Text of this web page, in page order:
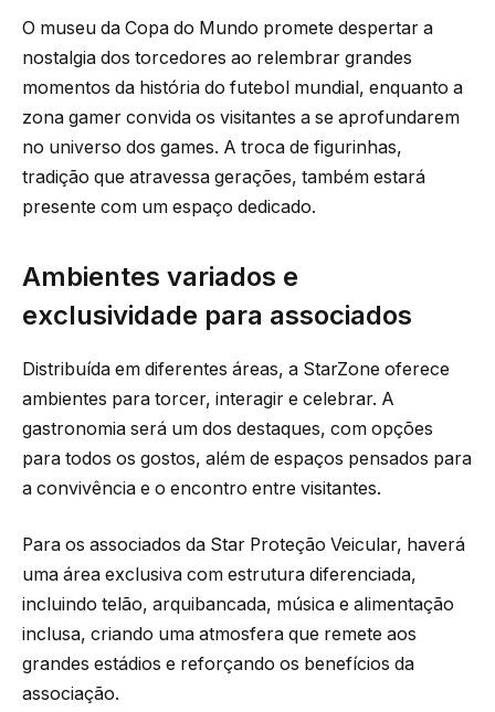
O museu da Copa do Mundo promete despertar a
nostalgia dos torcedores ao relembrar grandes
momentos da história do futebol mundial, enquanto a
zona gamer convida os visitantes a se aprofundarem
no universo dos games. A troca de figurinhas,
tradição que atravessa gerações, também estará
presente com um espaço dedicado.
Ambientes variados e
exclusividade para associados
Distribuída em diferentes áreas, a StarZone oferece
ambientes para torcer, interagir e celebrar. A
gastronomia será um dos destaques, com opções
para todos os gostos, além de espaços pensados para
a convivência e o encontro entre visitantes.
Para os associados da Star Proteção Veicular, haverá
uma área exclusiva com estrutura diferenciada,
incluindo telão, arquibancada, música e alimentação
inclusa, criando uma atmosfera que remete aos
grandes estádios e reforçando os benefícios da
associação.